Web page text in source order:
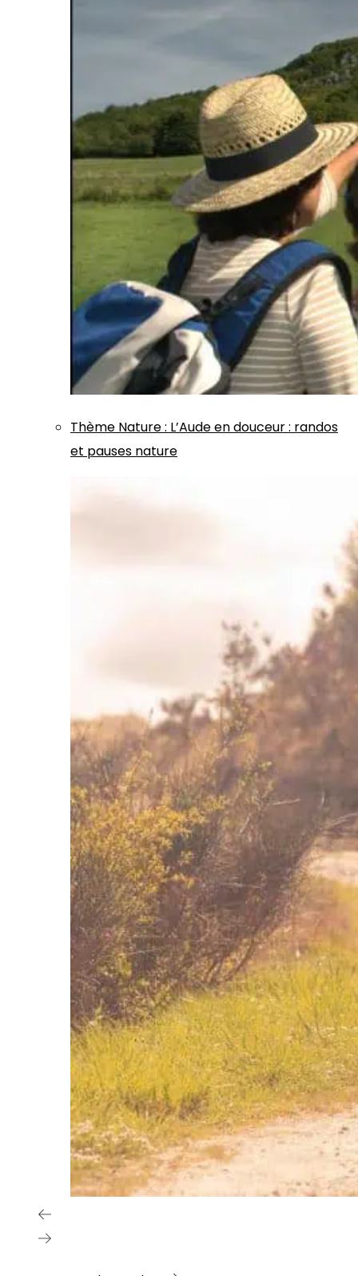
Thème Nature: L’Aude en douceur : randos
et pauses nature